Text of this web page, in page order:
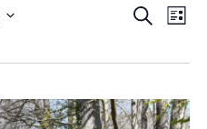
et
Recherche
de
Liste